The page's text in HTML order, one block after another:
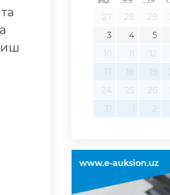
27
28 29
3
4 5
10
11 12
17
18 19
24
25 26
31
1 2